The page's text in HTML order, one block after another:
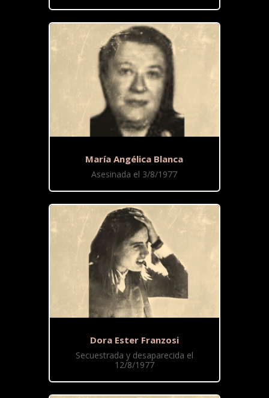
María Angélica Blanca
Asesinada el 3/8/1977
Dora Ester Franzosi
Secuestrada y desaparecida el
12/8/1977